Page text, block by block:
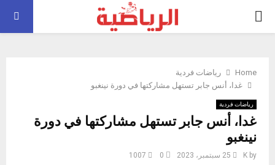
PRIMARY
Home
رياضات فردية
غدا، أنس جابر تستهل مشاركتها في دورة نينغبو
رياضات فردية
غدا، أنس جابر تستهل مشاركتها في دورة
نينغبو
by
K 25 سبتمبر، 2023 0
1007